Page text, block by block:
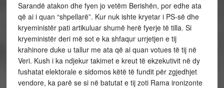
Sarandë atakon dhe fyen jo vetëm Berishën, por edhe ata
që ai i quan “shpellarë”. Kur nuk ishte kryetar i PS-së dhe
kryeministër pati artikuluar shumë herë fyerje të tilla. Si
kryeministër deri më sot e ka shfaqur urrjetjen e tij
krahinore duke u tallur me ata që ai quan votues të tij në
Veri. Kush i ka ndjekur takimet e kreut të ekzekutivit në dy
fushatat elektorale e sidomos këtë të fundit për zgjedhjet
vendore, ka parë se si në batutat e tij zoti Rama ironizonte